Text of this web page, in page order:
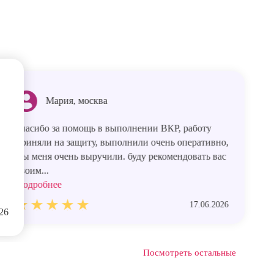
Мария, москва
спасибо за помощь в выполнении ВКР, работу
приняли на защиту, выполнили очень оперативно,
Вы меня очень выручили. буду рекомендовать вас
своим...
Подробнее
17.06.2026
Посмотреть остальные